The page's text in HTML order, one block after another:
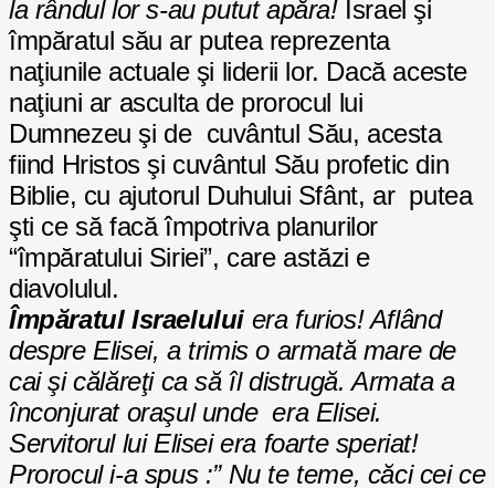
la rândul lor s-au putut apăra!Israel şi
împăratul său ar putea reprezenta
naţiunile actuale şi liderii lor. Dacă aceste
naţiuni ar asculta de prorocul lui
Dumnezeu şi de cuvântul Său, acesta
fiind Hristos şi cuvântul Său profetic din
Biblie, cu ajutorul Duhului Sfânt, ar putea
şti ce să facă împotriva planurilor
“împăratului Siriei”, care astăzi e
diavolulul.
Împăratul Israelului era furios! Aflând
despre Elisei, a trimis o armată mare de
cai şi călăreţi ca să îl distrugă. Armata a
înconjurat oraşul unde era Elisei.
Servitorul lui Elisei era foarte speriat!
Prorocul i-a spus :” Nu te teme, căci cei ce